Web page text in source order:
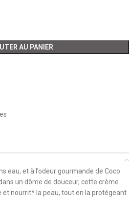
AU PANIER
eau, et à l’odeur gourmande de Coco.
un dôme de douceur, cette crème
et nourrit* la peau, tout en la protégeant